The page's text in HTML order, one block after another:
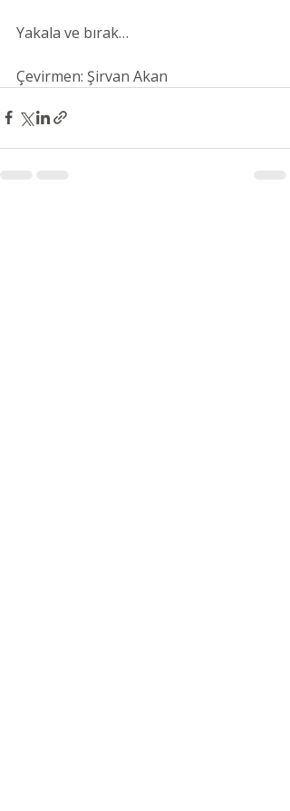
Yakala ve bırak…
Çevirmen: Şirvan Akan